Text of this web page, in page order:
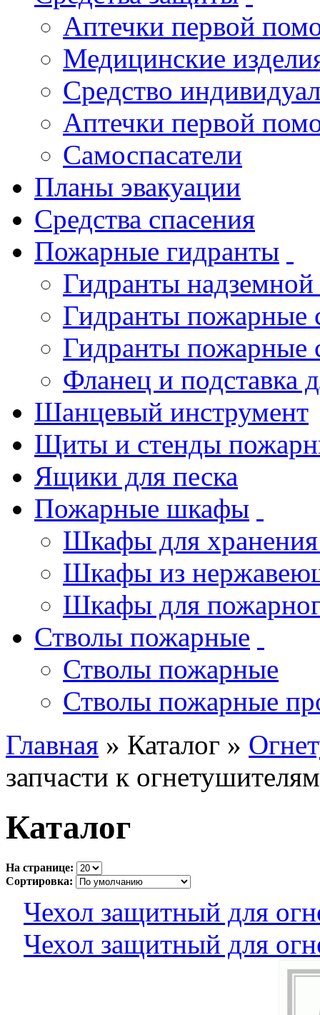
Аптечки первой
Медицинские
Средство
Аптечки первой
Самоспасатели
Планы эвакуации
Средства спасения
Пожарные гидранты
Гидранты
Гидранты пожарные
Гидранты пожарные
Фланец и подставка
Шанцевый инструмент
Щиты и стенды
Ящики для песка
Пожарные шкафы
Шкафы для хранения
Шкафы из
Шкафы для
Стволы пожарные
Стволы пожарные
Стволы пожарные
Главная » Каталог »
запчасти к огнетушителям
Каталог
На странице:
Сортировка:
Чехол защитный для
Чехол защитный для